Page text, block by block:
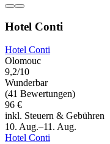
Hotel Conti
Hotel Conti
Olomouc
9,2/10
Wunderbar
(41 Bewertungen)
96 €
inkl. Steuern & Gebühren
10. Aug.–11. Aug.
Hotel Conti